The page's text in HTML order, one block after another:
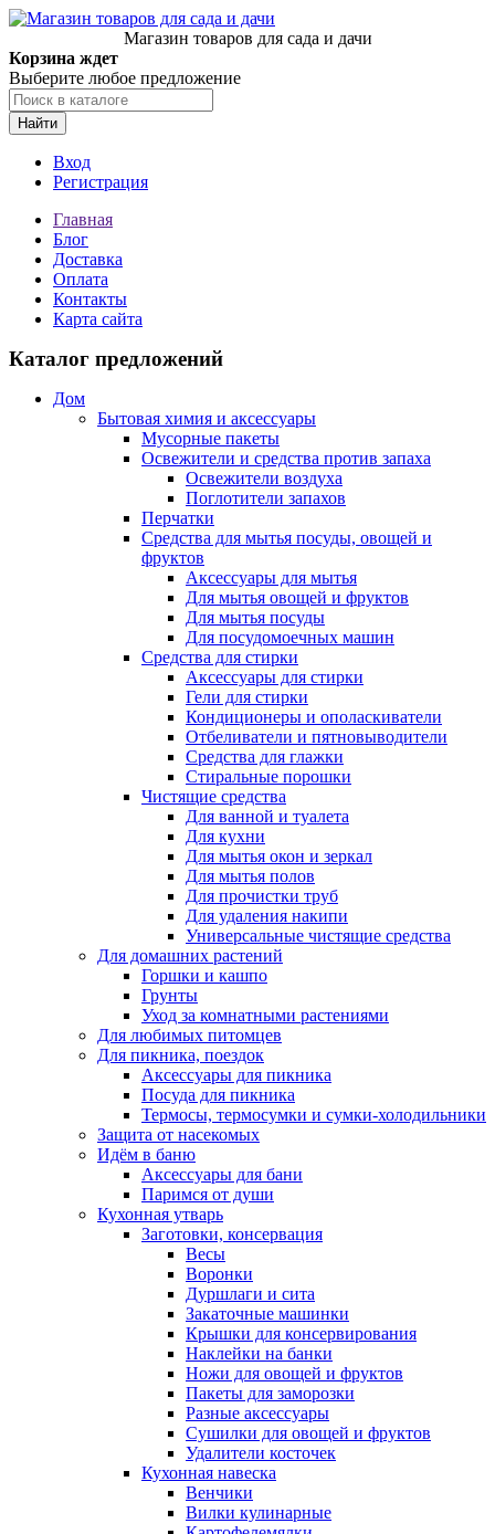
Магазин товаров для сада и дачи
Корзина ждет
Выберите любое предложение
Найти
Вход
Регистрация
Главная
Блог
Доставка
Оплата
Контакты
Карта сайта
Каталог предложений
Дом
Бытовая химия и аксессуары
Мусорные пакеты
Освежители и средства против запаха
Освежители воздуха
Поглотители запахов
Перчатки
Средства для мытья посуды, овощей и
фруктов
Аксессуары для мытья
Для мытья овощей и фруктов
Для мытья посуды
Для посудомоечных машин
Средства для стирки
Аксессуары для стирки
Гели для стирки
Кондиционеры и ополаскиватели
Отбеливатели и пятновыводители
Средства для глажки
Стиральные порошки
Чистящие средства
Для ванной и туалета
Для кухни
Для мытья окон и зеркал
Для мытья полов
Для прочистки труб
Для удаления накипи
Универсальные чистящие средства
Для домашних растений
Горшки и кашпо
Грунты
Уход за комнатными растениями
Для любимых питомцев
Для пикника, поездок
Аксессуары для пикника
Посуда для пикника
Термосы, термосумки и сумки-холодильники
Защита от насекомых
Идём в баню
Аксессуары для бани
Паримся от души
Кухонная утварь
Заготовки, консервация
Весы
Воронки
Дуршлаги и сита
Закаточные машинки
Крышки для консервирования
Наклейки на банки
Ножи для овощей и фруктов
Пакеты для заморозки
Разные аксессуары
Сушилки для овощей и фруктов
Удалители косточек
Кухонная навеска
Венчики
Вилки кулинарные